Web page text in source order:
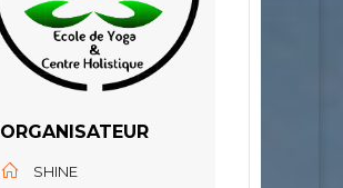
ORGANISATEUR
SHINE